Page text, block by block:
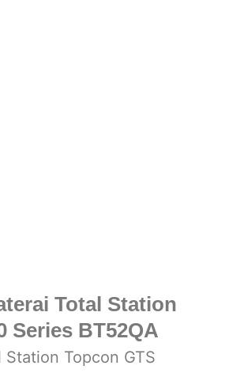
Total Station
Series BT52QA
Station Topcon GTS